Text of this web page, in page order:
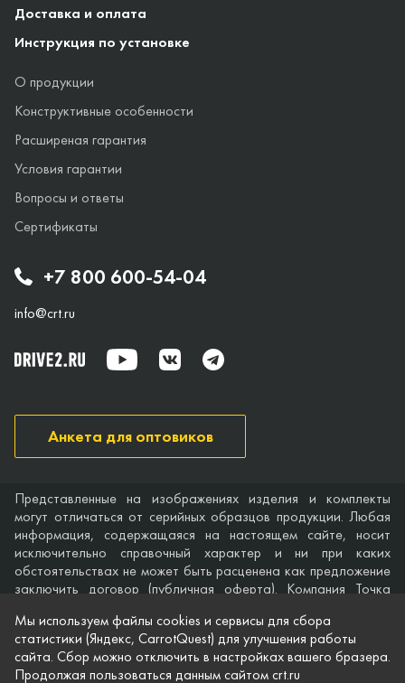
+7 800 600-54-04
info@crt.ru
Доставка и оплата
Инструкция по установке
О продукции
Конструктивные особенности
Расширеная гарантия
Условия гарантии
Вопросы и ответы
Сертификаты
Анкета для оптовиков
Представленные на изображениях изделия и комплекты
могут отличаться от серийных образцов продукции. Любая
информация, содержащаяся на настоящем сайте, носит
исключительно справочный характер и ни при каких
обстоятельствах не может быть расценена как предложение
заключить договор (публичная оферта). Компания Точка
точности и полноты информации на веб-сайте, а также по
поводу беспрепятственного доступа к нему в любое время.
Технические характеристики и комплектация изделий,
указанные на сайте, приведены для примера и могут быть
Мы используем файлы cookies и сервисы для сбора
статистики (Яндекс, CarrotQuest) для улучшения работы
сайта. Сбор можно отключить в настройках вашего бразера.
Продолжая пользоваться данным сайтом crt.ru